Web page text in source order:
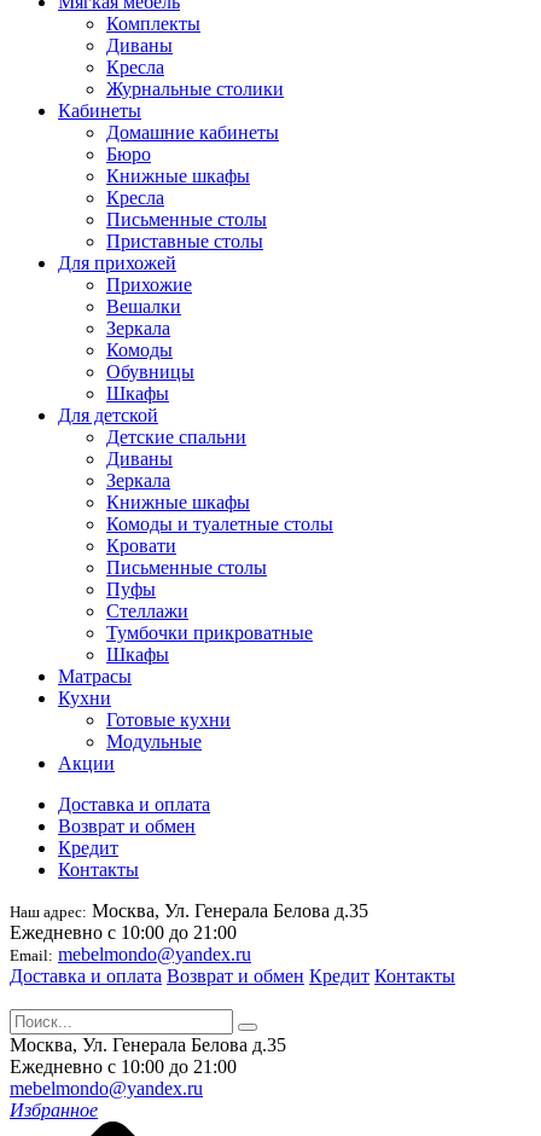
Комплекты
Диваны
Кресла
Журнальные столики
Кабинеты
Домашние кабинеты
Бюро
Книжные шкафы
Кресла
Письменные столы
Приставные столы
Для прихожей
Прихожие
Вешалки
Зеркала
Комоды
Обувницы
Шкафы
Для детской
Детские спальни
Диваны
Зеркала
Книжные шкафы
Комоды и туалетные столы
Кровати
Письменные столы
Пуфы
Стеллажи
Тумбочки прикроватные
Шкафы
Матрасы
Кухни
Готовые кухни
Модульные
Акции
Доставка и оплата
Возврат и обмен
Кредит
Контакты
Наш адрес: Москва, Ул. Генерала Белова д.35
Ежедневно с 10:00 до 21:00
Email: mebelmondo@yandex.ru
Доставка и оплата Возврат и обмен Кредит Контакты
Москва, Ул. Генерала Белова д.35
Ежедневно с 10:00 до 21:00
mebelmondo@yandex.ru
Избранное